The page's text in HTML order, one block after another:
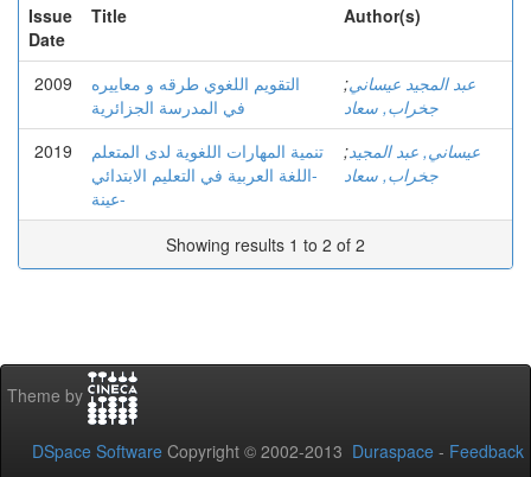
Issue
Date
Title Author(s)
2009
التقويم اللغوي طرقه و معاييره
في المدرسة الجزائرية
عبد المجيد عيساني;
جخراب, سعاد
2019
تنمية المهارات اللغوية لدى المتعلم
-اللغة العربية في التعليم الابتدائي
عينة-
عيساني, عبد المجيد;
جخراب, سعاد
Showing results 1 to 2 of 2
Theme by
DSpace Software Copyright © 2002-2013 Duraspace - Feedback